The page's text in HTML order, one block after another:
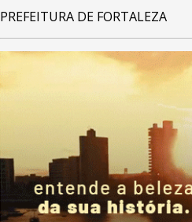
PREFEITURA DE FORTALEZA